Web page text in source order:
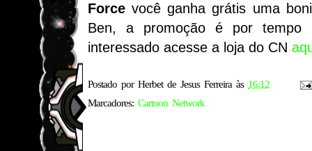
Force você ganha grátis uma
Ben, a promoção é por tempo
interessado acesse a loja do CN
Postado por Herbet de Jesus Ferreira às 16:12
Marcadores: Cartoon Network